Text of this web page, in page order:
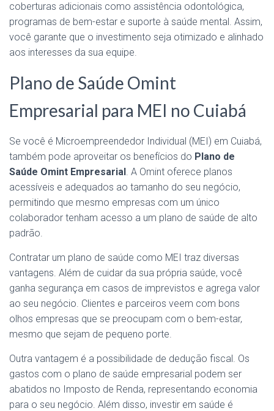
coberturas adicionais como assistência odontológica,
programas de bem-estar e suporte à saúde mental. Assim,
você garante que o investimento seja otimizado e alinhado
aos interesses da sua equipe.
Plano de Saúde Omint
Empresarial para MEI no Cuiabá
Se você é Microempreendedor Individual (MEI) em Cuiabá,
também pode aproveitar os benefícios do Plano de
Saúde Omint Empresarial. A Omint oferece planos
acessíveis e adequados ao tamanho do seu negócio,
permitindo que mesmo empresas com um único
colaborador tenham acesso a um plano de saúde de alto
padrão.
Contratar um plano de saúde como MEI traz diversas
vantagens. Além de cuidar da sua própria saúde, você
ganha segurança em casos de imprevistos e agrega valor
ao seu negócio. Clientes e parceiros veem com bons
olhos empresas que se preocupam com o bem-estar,
mesmo que sejam de pequeno porte.
Outra vantagem é a possibilidade de dedução fiscal. Os
gastos com o plano de saúde empresarial podem ser
abatidos no Imposto de Renda, representando economia
para o seu negócio. Além disso, investir em saúde é